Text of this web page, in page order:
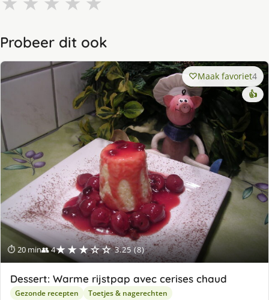
Probeer dit ook
⏱ 20 min👥 4★★★☆☆ 3.25 (8)
Maak favoriet4
👍
Dessert: Warme rijstpap avec cerises chaud
Gezonde recepten Toetjes & nagerechten